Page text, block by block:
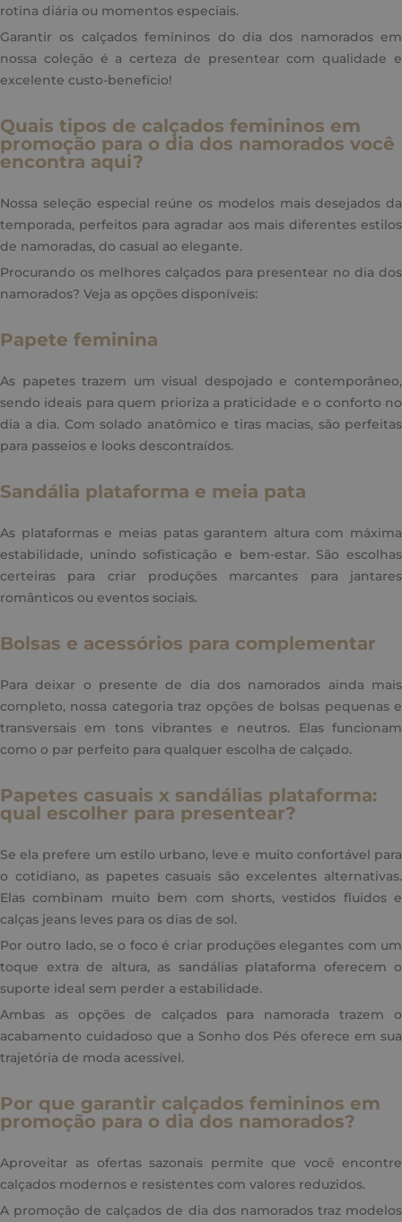
rotina diária ou momentos especiais.
Garantir os calçados femininos do dia dos namorados em
nossa coleção é a certeza de presentear com qualidade e
excelente custo-benefício!
Quais tipos de calçados femininos em
promoção para o dia dos namorados você
encontra aqui?
Nossa seleção especial reúne os modelos mais desejados da
temporada, perfeitos para agradar aos mais diferentes estilos
de namoradas, do casual ao elegante.
Procurando os melhores calçados para presentear no dia dos
namorados? Veja as opções disponíveis:
Papete feminina
As papetes trazem um visual despojado e contemporâneo,
sendo ideais para quem prioriza a praticidade e o conforto no
dia a dia. Com solado anatômico e tiras macias, são perfeitas
para passeios e looks descontraídos.
Sandália plataforma e meia pata
As plataformas e meias patas garantem altura com máxima
estabilidade, unindo sofisticação e bem-estar. São escolhas
certeiras para criar produções marcantes para jantares
românticos ou eventos sociais.
Bolsas e acessórios para complementar
Para deixar o presente de dia dos namorados ainda mais
completo, nossa categoria traz opções de bolsas pequenas e
transversais em tons vibrantes e neutros. Elas funcionam
como o par perfeito para qualquer escolha de calçado.
Papetes casuais x sandálias plataforma:
qual escolher para presentear?
Se ela prefere um estilo urbano, leve e muito confortável para
o cotidiano, as papetes casuais são excelentes alternativas.
Elas combinam muito bem com shorts, vestidos fluidos e
calças jeans leves para os dias de sol.
Por outro lado, se o foco é criar produções elegantes com um
toque extra de altura, as sandálias plataforma oferecem o
suporte ideal sem perder a estabilidade.
Ambas as opções de calçados para namorada trazem o
acabamento cuidadoso que a Sonho dos Pés oferece em sua
trajetória de moda acessível.
Por que garantir calçados femininos em
promoção para o dia dos namorados?
Aproveitar as ofertas sazonais permite que você encontre
calçados modernos e resistentes com valores reduzidos.
A promoção de calçados de dia dos namorados traz modelos